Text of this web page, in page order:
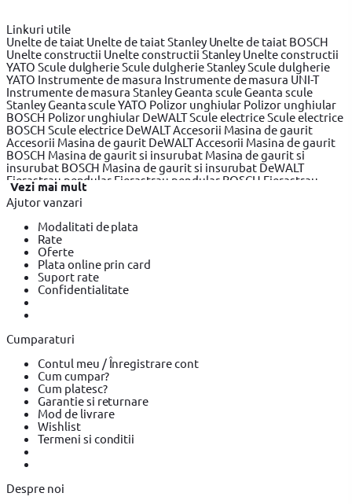
Linkuri utile
Unelte de taiat Unelte de taiat Stanley Unelte de taiat BOSCH
Unelte constructii Unelte constructii Stanley Unelte constructii
YATO Scule dulgherieScule dulgherie StanleyScule dulgherie
YATO Instrumente de masura Instrumente de masura UNI-T
Instrumente de masura StanleyGeanta sculeGeanta scule
StanleyGeanta scule YATO Polizor unghiular Polizor unghiular
BOSCH Polizor unghiular DeWALTScule electriceScule electrice
BOSCH Scule electrice DeWALTAccesorii Masina de gaurit
Accesorii Masina de gaurit DeWALTAccesorii Masina de gaurit
BOSCH Masina de gaurit si insurubat Masina de gaurit si
insurubat BOSCH Masina de gaurit si insurubat DeWALT
Fierastrau pendular Fierastrau pendular BOSCH Fierastrau
pendular DeWALT
DeWALTFierastrau circular BOSCH
Slefuitor electric BOSCH
Masini de frezat BOSCH
electricaRindea electrica BOSCH
Suflanta aer caldSuflanta aer cald YATO
BOSCHPlaci compactoare & Ciocan demolator
compactoare & Ciocan demolator BOSCH
Ciocan demolator Makita
scule electrice BOSCH
Pistoale de Vopsit si Trafaleti YATO
Echipamente de protectie Makita
YATO BricolajBricolaj OEMBricolaj Cynel
Surubelnita electrica BOSCH
Vezi mai mult
Ajutor vanzari
Modalitati de plata
Rate
Oferte
Plata online prin card
Suport rate
Confidentialitate
Cumparaturi
Contul meu / Înregistrare cont
Cum cumpar?
Cum platesc?
Garantie si returnare
Mod de livrare
Wishlist
Termeni si conditii
Despre noi